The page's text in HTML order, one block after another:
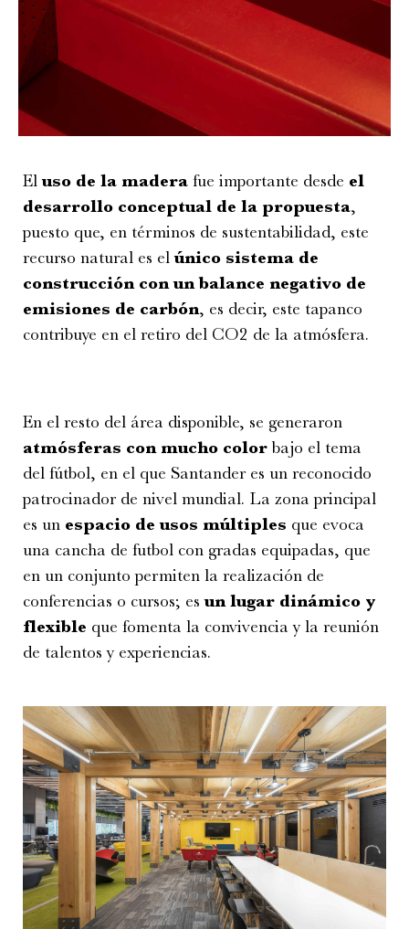
Eluso de la madera fue importante desde el
desarrollo conceptual de la propuesta,
puesto que, en términos de sustentabilidad, este
recurso natural es elúnico sistema de
construcción con un balance negativo de
emisiones de carbón, es decir, este tapanco
contribuye en el retiro del CO2 de la atmósfera.
En el resto del área disponible, se generaron
atmósferas con mucho colorbajo el tema
del fútbol, en el que Santander es un reconocido
patrocinador de nivel mundial. La zona principal
es un espacio de usos múltiples que evoca
una cancha de futbol con gradas equipadas, que
en un conjunto permiten la realización de
conferencias o cursos; esun lugar dinámico y
flexible que fomenta la convivencia y la reunión
de talentos y experiencias.